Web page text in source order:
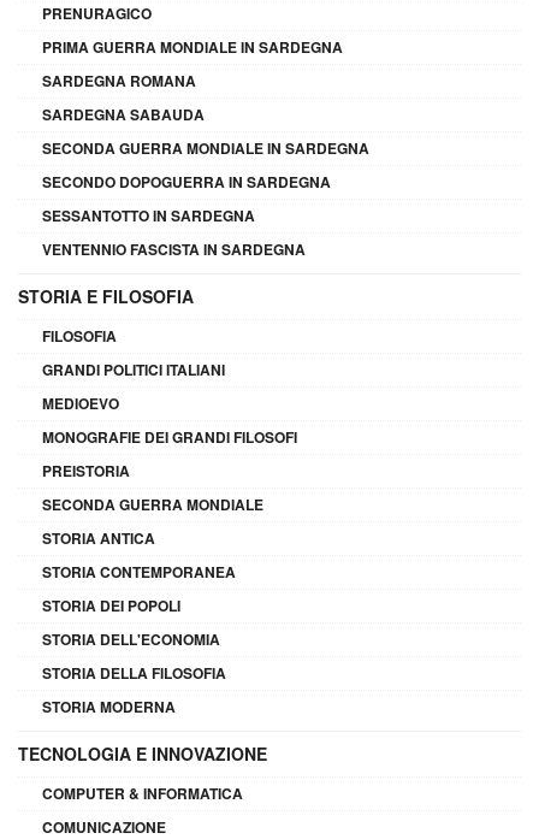
PRENURAGICO
PRIMA GUERRA MONDIALE IN SARDEGNA
SARDEGNA ROMANA
SARDEGNA SABAUDA
SECONDA GUERRA MONDIALE IN SARDEGNA
SECONDO DOPOGUERRA IN SARDEGNA
SESSANTOTTO IN SARDEGNA
VENTENNIO FASCISTA IN SARDEGNA
STORIA E FILOSOFIA
FILOSOFIA
GRANDI POLITICI ITALIANI
MEDIOEVO
MONOGRAFIE DEI GRANDI FILOSOFI
PREISTORIA
SECONDA GUERRA MONDIALE
STORIA ANTICA
STORIA CONTEMPORANEA
STORIA DEI POPOLI
STORIA DELL'ECONOMIA
STORIA DELLA FILOSOFIA
STORIA MODERNA
TECNOLOGIA E INNOVAZIONE
COMPUTER & INFORMATICA
COMUNICAZIONE